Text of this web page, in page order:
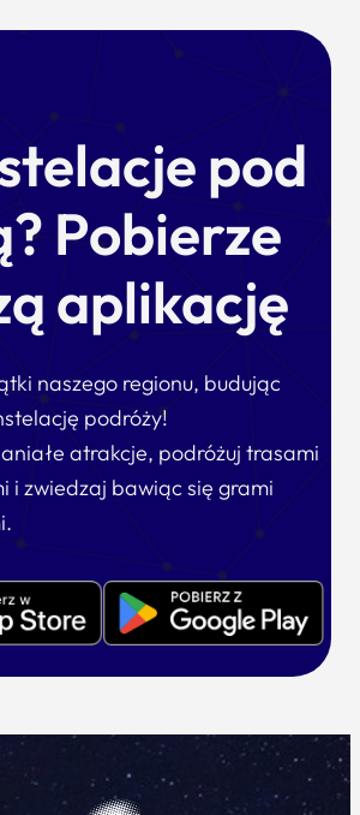
pod
Pobierze
aplikację
naszego regionu, budując
podróży!
atrakcje, podróżuj trasami
i zwiedzaj bawiąc się grami